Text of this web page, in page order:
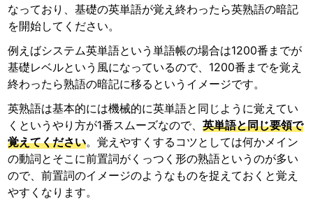
なっており、基礎の英単語が覚え終わったら英熟語の暗記
を開始してください。
例えばシステム英単語という単語帳の場合は1200番までが
基礎レベルという風になっているので、1200番までを覚え
終わったら熟語の暗記に移るというイメージです。
英熟語は基本的には機械的に英単語と同じように覚えてい
くというやり方が1番スムーズなので、英単語と同じ要領で
覚えてください。覚えやすくするコツとしては何かメイン
の動詞とそこに前置詞がくっつく形の熟語というのが多い
ので、前置詞のイメージのようなものを捉えておくと覚え
やすくなります。